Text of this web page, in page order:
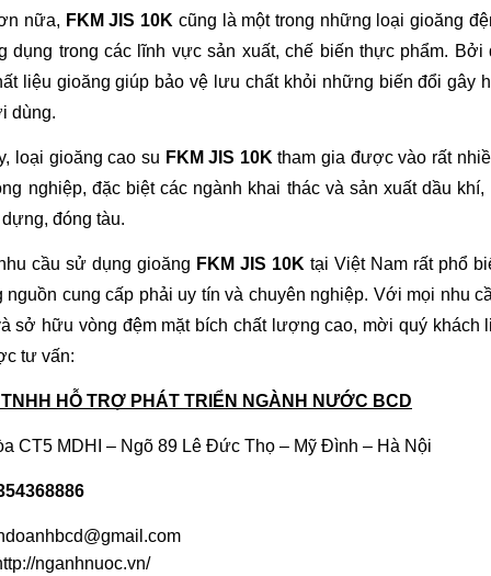
nữa, FKM JIS 10K cũng là một trong những loại gioăng
dụng trong các lĩnh vực sản xuất, chế biến thực phẩm. Bởi
liệu gioăng giúp bảo vệ lưu chất khỏi những biến đổi gây
dùng.
loại gioăng cao su FKM JIS 10K tham gia được vào rất
nghiệp, đặc biệt các ngành khai thác và sản xuất dầu
đóng tàu.
cầu sử dụng gioăng FKM JIS 10K tại Việt Nam rất phổ
cung cấp phải uy tín và chuyên nghiệp. Với mọi nhu
sở hữu vòng đệm mặt bích chất lượng cao, mời quý khách
tư vấn:
HỖ TRỢ PHÁT TRIỂN NGÀNH NƯỚC BCD
CT5 MDHI – Ngõ 89 Lê Đức Thọ – Mỹ Đình – Hà Nội
nganhnuoc.vn/